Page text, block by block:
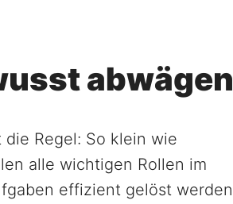
abwägen
Regel: So klein wie
alle wichtigen Rollen im
effizient gelöst werden